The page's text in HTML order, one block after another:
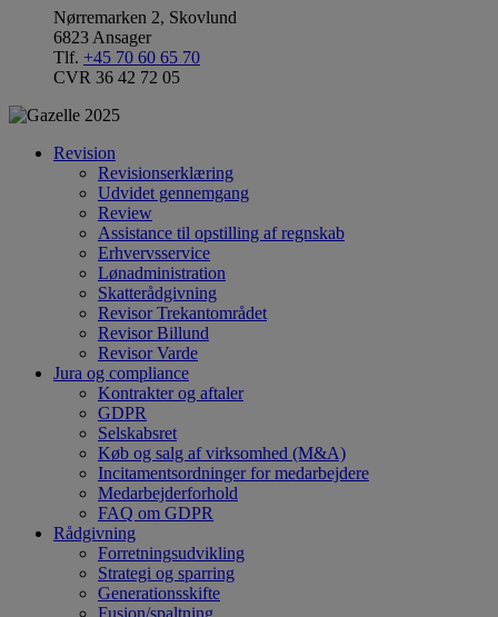
Nørremarken 2, Skovlund
6823 Ansager
Tlf. +45 70 60 65 70
CVR 36 42 72 05
Revision
Revisionserklæring
Udvidet gennemgang
Review
Assistance til opstilling af regnskab
Erhvervsservice
Lønadministration
Skatterådgivning
Revisor Trekantområdet
Revisor Billund
Revisor Varde
Jura og compliance
Kontrakter og aftaler
GDPR
Selskabsret
Køb og salg af virksomhed (M&A)
Incitamentsordninger for medarbejdere
Medarbejderforhold
FAQ om GDPR
Rådgivning
Forretningsudvikling
Strategi og sparring
Generationsskifte